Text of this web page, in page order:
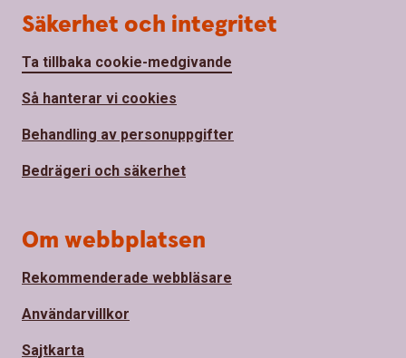
Säkerhet och integritet
Ta tillbaka cookie-medgivande
Så hanterar vi cookies
Behandling av personuppgifter
Bedrägeri och säkerhet
Om webbplatsen
Rekommenderade webbläsare
Användarvillkor
Sajtkarta